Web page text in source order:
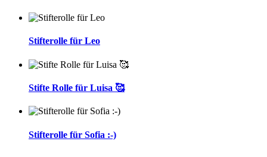
Stifterolle für Leo
Stifte Rolle für Luisa 🥰
Stifterolle für Sofia :-)